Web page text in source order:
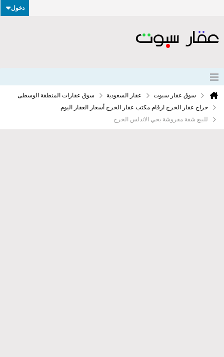
دخول
سوق عقار سبوت عقار السعودية
سوق عقارات المنطقة الوسطى
حراج عقار الخرج ارقام مكتب عقار الخرج أسعار العقار اليوم
للبيع شقة مفروشة بحي الاندلس الخرج